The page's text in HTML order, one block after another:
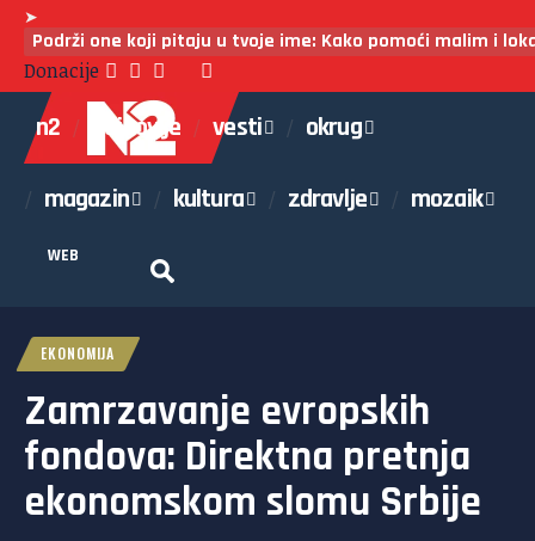
➤
Podrži one koji pitaju u tvoje ime: Kako pomoći malim i
Donacije
n2 najnovije vesti okrug
magazin kultura zdravlje mozaik
WEB
EKONOMIJA
Zamrzavanje evropskih
fondova: Direktna pretnja
ekonomskom slomu Srbije